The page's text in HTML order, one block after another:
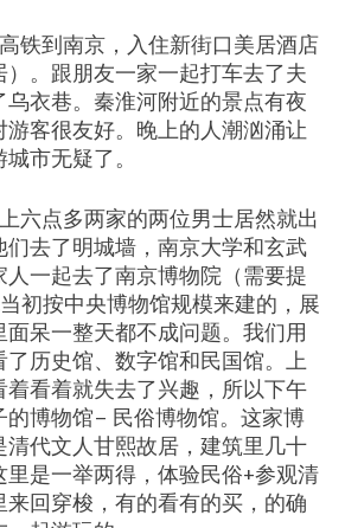
铁到南京，入住新街口美居酒店
）。跟朋友一家一起打车去了夫
衣巷。秦淮河附近的景点有夜
客很友好。晚上的人潮汹涌让
市无疑了。
六点多两家的两位男士居然就出
们去了明城墙，南京大学和玄武
一起去了南京博物院（需要提
初按中央博物馆规模来建的，展
呆一整天都不成问题。我们用
历史馆、数字馆和民国馆。上
看着就失去了兴趣，所以下午
的博物馆– 民俗博物馆。这家博
代文人甘熙故居，建筑里几十
里是一举两得，体验民俗+参观清
回穿梭，有的看有的买，的确